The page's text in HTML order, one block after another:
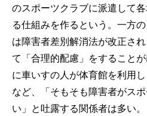
のスポーツクラブに派遣して
る仕組みを作るという。一方
は障害者差別解消法が改正さ
て「合理的配慮」をすること
に車いすの人が体育館を利用
など、「そもそも障害者がス
い」と吐露する関係者は多い。